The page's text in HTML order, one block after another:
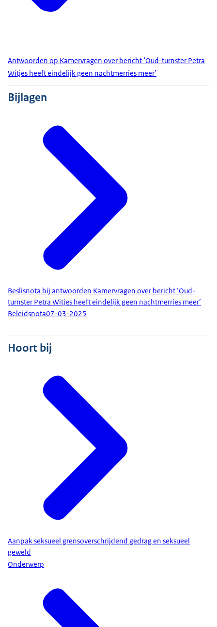
Antwoorden op Kamervragen over bericht ‘Oud-turnster Petra
Witjes heeft eindelijk geen nachtmerries meer’
Bijlagen
Beslisnota bij antwoorden Kamervragen over bericht ‘Oud-
turnster Petra Witjes heeft eindelijk geen nachtmerries meer’
Beleidsnota07-03-2025
Hoort bij
Aanpak seksueel grensoverschrijdend gedrag en seksueel
geweld
Onderwerp